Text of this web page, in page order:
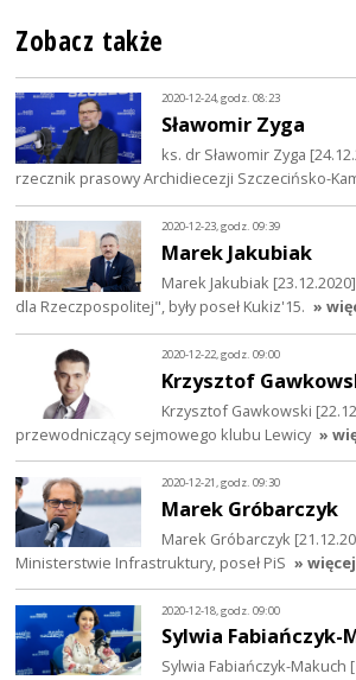
Zobacz także
2020-12-24, godz. 08:23
Sławomir Zyga
ks. dr Sławomir Zyga
rzecznik prasowy Archidiecezji Szczecińsko-
2020-12-23, godz. 09:39
Marek Jakubiak
Marek Jakubiak
dla Rzeczpospolitej", były poseł Kukiz'15. »
2020-12-22, godz. 09:00
Krzysztof
Krzysztof Gawkowski
przewodniczący sejmowego klubu Lewicy »
2020-12-21, godz. 09:30
Marek Gróbarczyk
Marek Gróbarczyk
Ministerstwie Infrastruktury, poseł PiS » więcej
2020-12-18, godz. 09:00
Sylwia Fabiańczyk-
Sylwia Fabiańczyk-Makuch